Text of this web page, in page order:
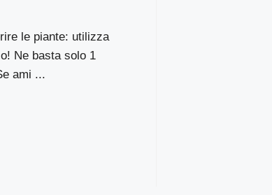
le piante: utilizza
Ne basta solo 1
ami ...